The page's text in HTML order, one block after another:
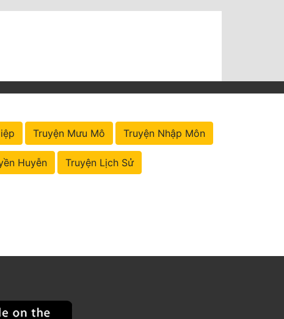
Truyện Mưu Mô Truyện Nhập Môn
Huyễn Truyện Lịch Sử